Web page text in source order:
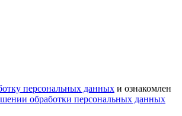
персональных данных и ознакомлен
обработки персональных данных